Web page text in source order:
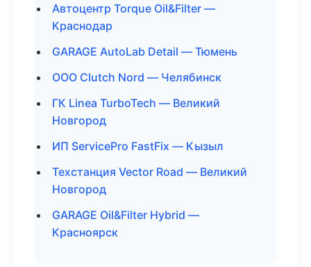
Автоцентр Torque Oil&Filter —
Краснодар
GARAGE AutoLab Detail — Тюмень
ООО Clutch Nord — Челябинск
ГК Linea TurboTech — Великий
Новгород
ИП ServicePro FastFix — Кызыл
Техстанция Vector Road — Великий
Новгород
GARAGE Oil&Filter Hybrid —
Красноярск